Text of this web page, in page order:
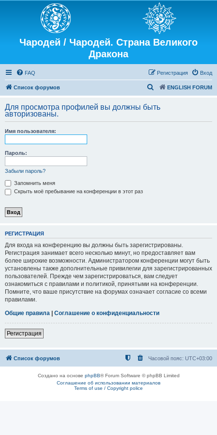
Чародей / Чародей. Страна Великого
Дракона
FAQ Вход
Регистрация
Список форумов ENGLISH FORUM
и
с
Для просмотра профилей вы должны быть
авторизованы.
Имя пользователя:
Пароль:
Забыли пароль?
Запомнить меня
Скрыть моё пребывание на конференции в этот раз
РЕГИСТРАЦИЯ
Для входа на конференцию вы должны быть зарегистрированы.
Регистрация занимает всего несколько минут, но предоставляет вам
более широкие возможности. Администратором конференции могут быть
установлены также дополнительные привилегии для зарегистрированных
пользователей. Прежде чем зарегистрироваться, вам следует
ознакомиться с правилами и политикой, принятыми на конференции.
Помните, что ваше присутствие на форумах означает согласие со всеми
правилами.
Общие правила | Соглашение о конфиденциальности
Регистрация
Список форумов Часовой пояс: UTC+03:00
Создано на основе phpBB® Forum Software © phpBB Limited
Соглашение об использовании материалов
Terms of use / Copyright police